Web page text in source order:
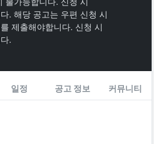
. 해당 공고는 우편 신청 시
제출해야합니다. 신청 시
.
일정 공고 정보 커뮤니티